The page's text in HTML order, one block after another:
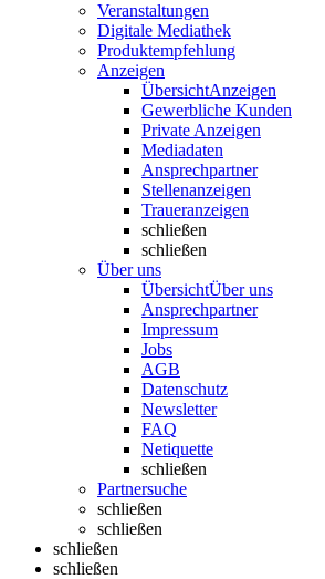
Veranstaltungen
Digitale Mediathek
Produktempfehlung
Anzeigen
ÜbersichtAnzeigen
Gewerbliche Kunden
Private Anzeigen
Mediadaten
Ansprechpartner
Stellenanzeigen
Traueranzeigen
schließen
schließen
Über uns
ÜbersichtÜber uns
Ansprechpartner
Impressum
Jobs
AGB
Datenschutz
Newsletter
FAQ
Netiquette
schließen
Partnersuche
schließen
schließen
schließen
schließen